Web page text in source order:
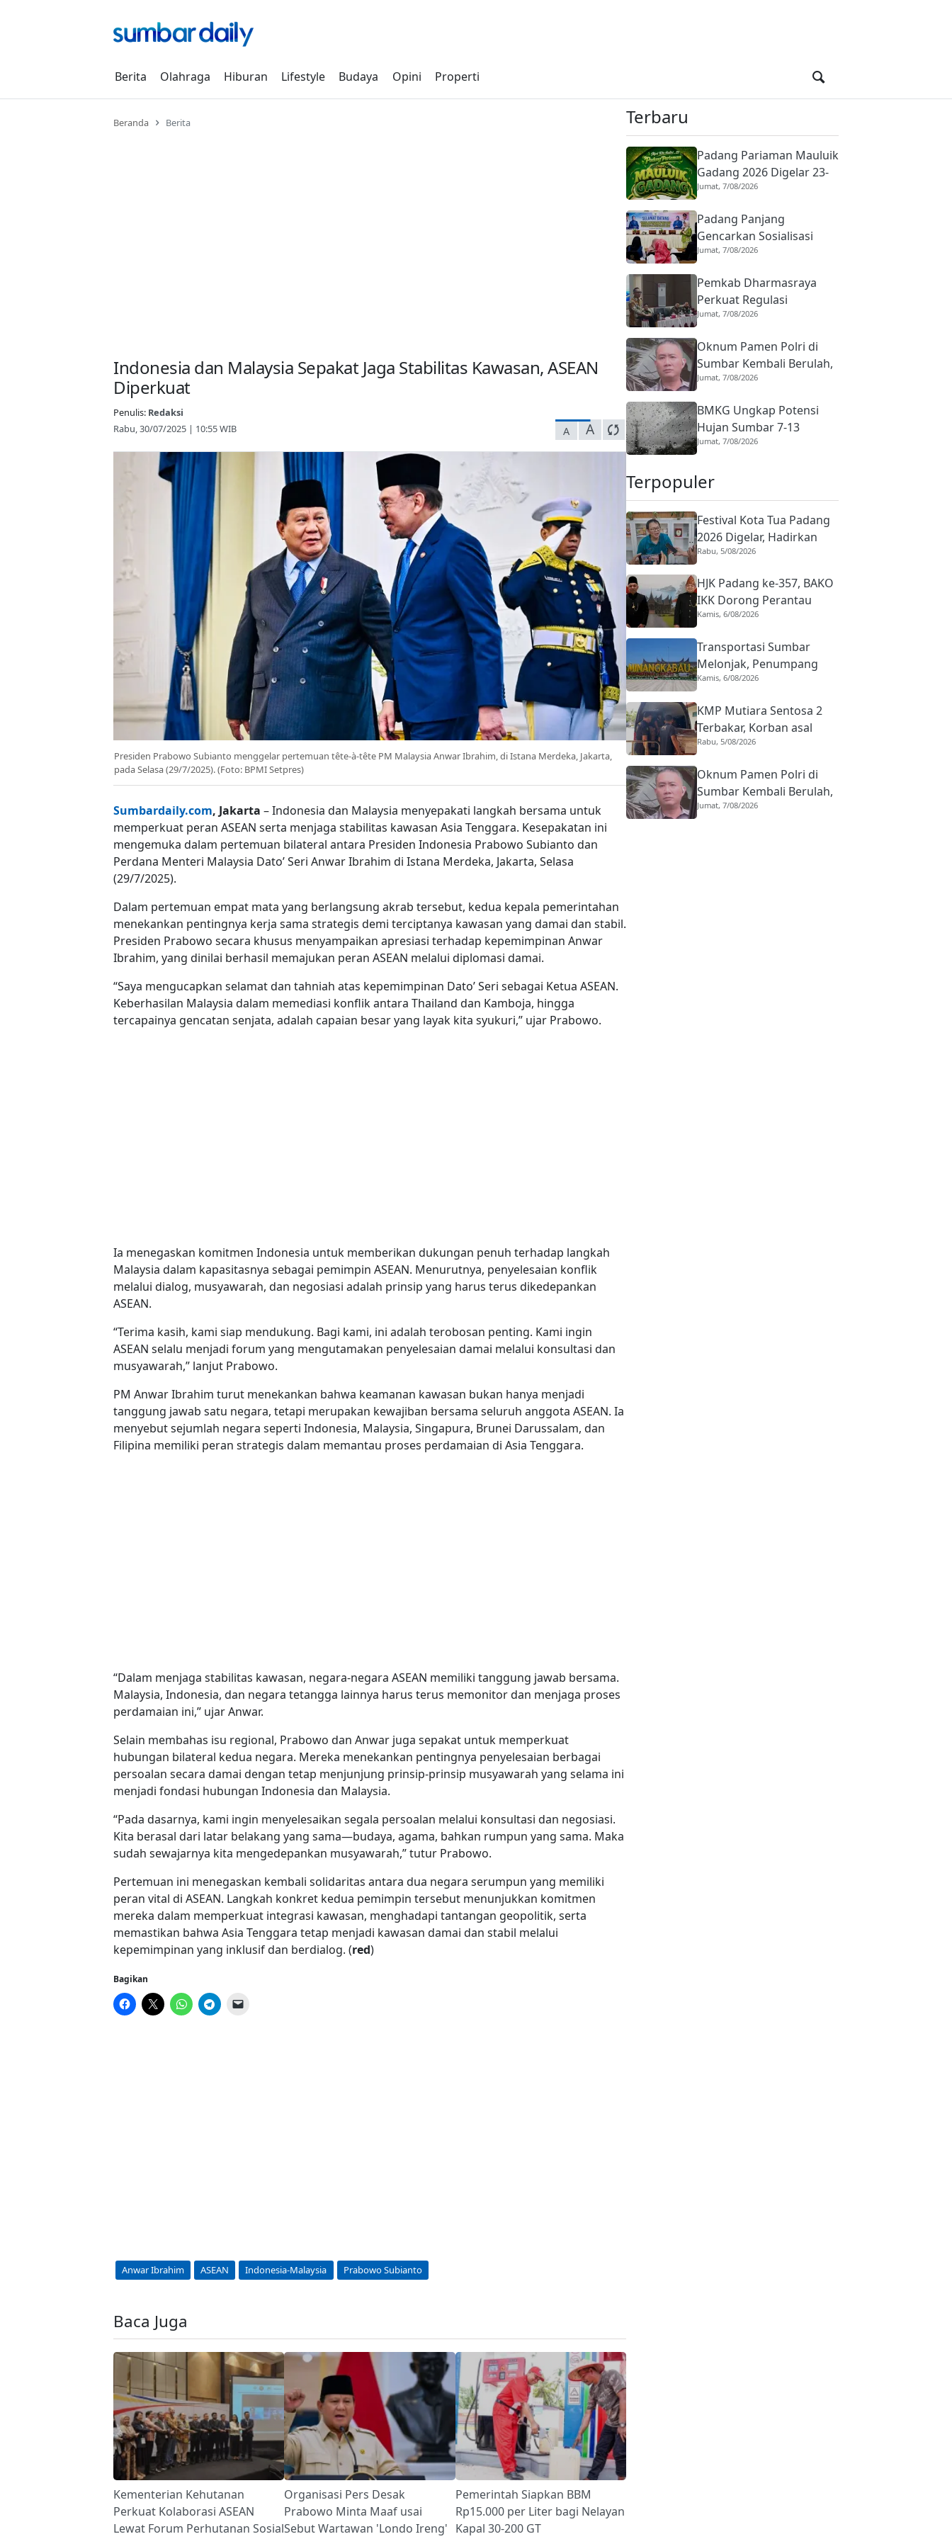
Berita Olahraga Hiburan Lifestyle Budaya Opini Properti
Beranda Berita
Indonesia dan Malaysia Sepakat Jaga Stabilitas Kawasan, ASEAN
Diperkuat
Penulis: Redaksi
Rabu, 30/07/2025 | 10:55 WIB
A A
Presiden Prabowo Subianto menggelar pertemuan tête-à-tête PM Malaysia Anwar Ibrahim, di Istana Merdeka, Jakarta,
pada Selasa (29/7/2025). (Foto: BPMI Setpres)
Sumbardaily.com, Jakarta – Indonesia dan Malaysia menyepakati langkah bersama untuk
memperkuat peran ASEAN serta menjaga stabilitas kawasan Asia Tenggara. Kesepakatan ini
mengemuka dalam pertemuan bilateral antara Presiden Indonesia Prabowo Subianto dan
Perdana Menteri Malaysia Dato’ Seri Anwar Ibrahim di Istana Merdeka, Jakarta, Selasa
(29/7/2025).
Dalam pertemuan empat mata yang berlangsung akrab tersebut, kedua kepala pemerintahan
menekankan pentingnya kerja sama strategis demi terciptanya kawasan yang damai dan stabil.
Presiden Prabowo secara khusus menyampaikan apresiasi terhadap kepemimpinan Anwar
Ibrahim, yang dinilai berhasil memajukan peran ASEAN melalui diplomasi damai.
“Saya mengucapkan selamat dan tahniah atas kepemimpinan Dato’ Seri sebagai Ketua ASEAN.
Keberhasilan Malaysia dalam memediasi konflik antara Thailand dan Kamboja, hingga
tercapainya gencatan senjata, adalah capaian besar yang layak kita syukuri,” ujar Prabowo.
Ia menegaskan komitmen Indonesia untuk memberikan dukungan penuh terhadap langkah
Malaysia dalam kapasitasnya sebagai pemimpin ASEAN. Menurutnya, penyelesaian konflik
melalui dialog, musyawarah, dan negosiasi adalah prinsip yang harus terus dikedepankan
ASEAN.
“Terima kasih, kami siap mendukung. Bagi kami, ini adalah terobosan penting. Kami ingin
ASEAN selalu menjadi forum yang mengutamakan penyelesaian damai melalui konsultasi dan
musyawarah,” lanjut Prabowo.
PM Anwar Ibrahim turut menekankan bahwa keamanan kawasan bukan hanya menjadi
tanggung jawab satu negara, tetapi merupakan kewajiban bersama seluruh anggota ASEAN. Ia
menyebut sejumlah negara seperti Indonesia, Malaysia, Singapura, Brunei Darussalam, dan
Filipina memiliki peran strategis dalam memantau proses perdamaian di Asia Tenggara.
“Dalam menjaga stabilitas kawasan, negara-negara ASEAN memiliki tanggung jawab bersama.
Malaysia, Indonesia, dan negara tetangga lainnya harus terus memonitor dan menjaga proses
perdamaian ini,” ujar Anwar.
Selain membahas isu regional, Prabowo dan Anwar juga sepakat untuk memperkuat
hubungan bilateral kedua negara. Mereka menekankan pentingnya penyelesaian berbagai
persoalan secara damai dengan tetap menjunjung prinsip-prinsip musyawarah yang selama ini
menjadi fondasi hubungan Indonesia dan Malaysia.
“Pada dasarnya, kami ingin menyelesaikan segala persoalan melalui konsultasi dan negosiasi.
Kita berasal dari latar belakang yang sama—budaya, agama, bahkan rumpun yang sama. Maka
sudah sewajarnya kita mengedepankan musyawarah,” tutur Prabowo.
Pertemuan ini menegaskan kembali solidaritas antara dua negara serumpun yang memiliki
peran vital di ASEAN. Langkah konkret kedua pemimpin tersebut menunjukkan komitmen
mereka dalam memperkuat integrasi kawasan, menghadapi tantangan geopolitik, serta
memastikan bahwa Asia Tenggara tetap menjadi kawasan damai dan stabil melalui
kepemimpinan yang inklusif dan berdialog. (red)
Bagikan
Anwar Ibrahim ASEAN Indonesia-Malaysia Prabowo Subianto
Baca Juga
Kementerian Kehutanan
Perkuat Kolaborasi ASEAN
Lewat Forum Perhutanan Sosial
Organisasi Pers Desak
Prabowo Minta Maaf usai
Sebut Wartawan 'Londo Ireng'
Pemerintah Siapkan BBM
Rp15.000 per Liter bagi Nelayan
Kapal 30-200 GT
Terbaru
Padang Pariaman Mauluik
Gadang 2026 Digelar 23-
25 Agustus, Hadirkan
Minangkabau
Jumat, 7/08/2026
Padang Panjang
Gencarkan Sosialisasi
Pencegahan Kekerasan
Perkawinan Anak
Jumat, 7/08/2026
Pemkab Dharmasraya
Perkuat Regulasi
Pengadaan Barang dan
Kelola dan Hukum
Jumat, 7/08/2026
Oknum Pamen Polri di
Sumbar Kembali Berulah,
Dirreskrimum Diduga
dengan Seorang Sopir
Jumat, 7/08/2026
BMKG Ungkap Potensi
Hujan Sumbar 7-13
Agustus 2026, Tiga
Waspada
Jumat, 7/08/2026
Terpopuler
Festival Kota Tua Padang
2026 Digelar, Hadirkan
Peserta Barongsai dari
Rabu, 5/08/2026
HJK Padang ke-357, BAKO
IKK Dorong Perantau
Perkuat Budaya hingga
Kamis, 6/08/2026
Transportasi Sumbar
Melonjak, Penumpang
Pesawat Domestik dari
Persen
Kamis, 6/08/2026
KMP Mutiara Sentosa 2
Terbakar, Korban asal
Sumbar Rino Eka Putra
Rabu, 5/08/2026
Oknum Pamen Polri di
Sumbar Kembali Berulah,
Dirreskrimum Diduga
Jumat, 7/08/2026